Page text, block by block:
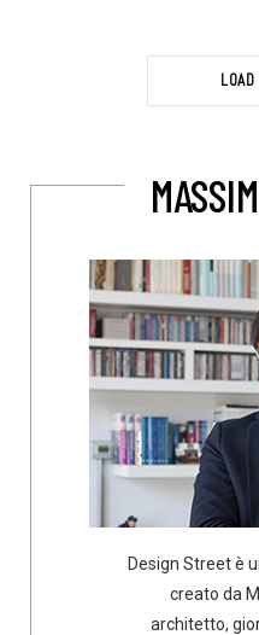
Design Street è
creato da
architetto,